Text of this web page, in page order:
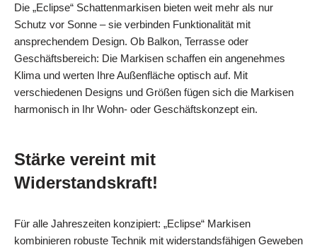
Die „Eclipse“ Schattenmarkisen bieten weit mehr als nur
Schutz vor Sonne – sie verbinden Funktionalität mit
ansprechendem Design. Ob Balkon, Terrasse oder
Geschäftsbereich: Die Markisen schaffen ein angenehmes
Klima und werten Ihre Außenfläche optisch auf. Mit
verschiedenen Designs und Größen fügen sich die Markisen
harmonisch in Ihr Wohn- oder Geschäftskonzept ein.
Stärke vereint mit
Widerstandskraft!
Für alle Jahreszeiten konzipiert: „Eclipse“ Markisen
kombinieren robuste Technik mit widerstandsfähigen Geweben